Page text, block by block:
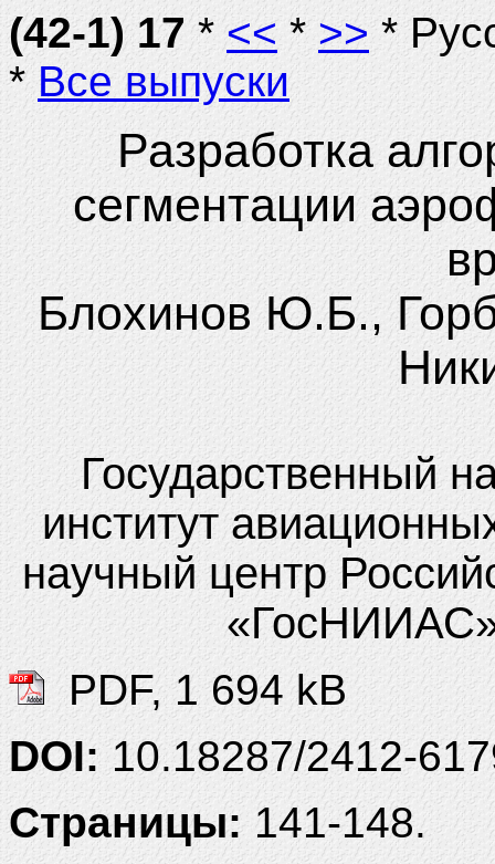
(42-1) 17*<< * >>*
*Все выпуски
Разработка
сегментации
Блохинов Ю.Б.,
Государственный
институт
научный центр
PDF, 1 694 kB
DOI:10.18287/2412-
Страницы: 141-148.